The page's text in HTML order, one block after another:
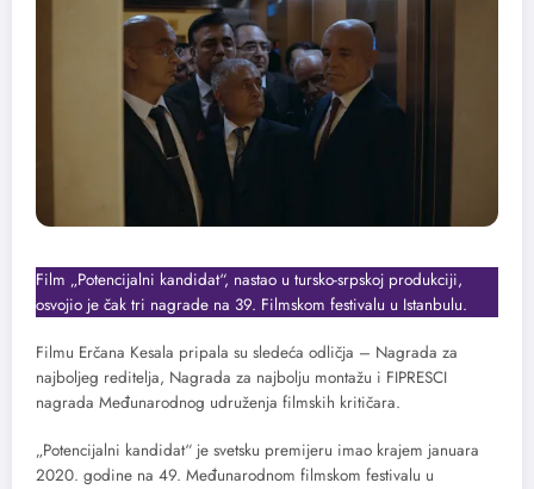
Film „Potencijalni kandidat“, nastao u tursko-srpskoj produkciji,
osvojio je čak tri nagrade na 39. Filmskom festivalu u Istanbulu.
Filmu Erčana Kesala pripala su sledeća odličja – Nagrada za
najboljeg reditelja, Nagrada za najbolju montažu i FIPRESCI
nagrada Međunarodnog udruženja filmskih kritičara.
„Potencijalni kandidat“ je svetsku premijeru imao krajem januara
2020. godine na 49. Međunarodnom filmskom festivalu u